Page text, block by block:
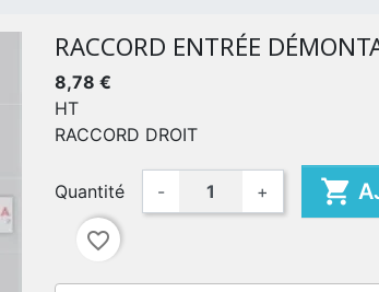
RACCORD ENTRÉE
8,78 €
HT
RACCORD DROIT
Quantité - + 
favorite_border